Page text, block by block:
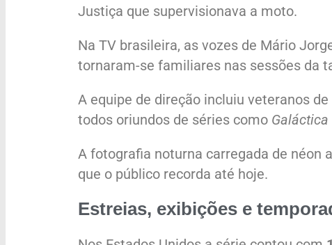
Justiça que supervisionava a moto.
Na TV brasileira, as vozes de Mário
tornaram-se familiares nas sessões da
A equipe de direção incluiu veteranos
todos oriundos de séries como
A fotografia noturna carregada de
que o público recorda até hoje.
Estreias, exibições e